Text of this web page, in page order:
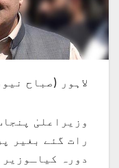
لاہور (صباح
وزیراعلیٰ
رات گئے بغیر
دورہ